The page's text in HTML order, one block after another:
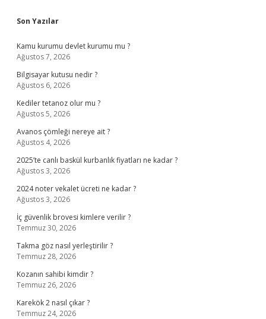
Sidebar
Son Yazılar
Kamu kurumu devlet kurumu mu ?
Ağustos 7, 2026
Bilgisayar kutusu nedir ?
Ağustos 6, 2026
Kediler tetanoz olur mu ?
Ağustos 5, 2026
Avanos çömleği nereye ait ?
Ağustos 4, 2026
2025’te canlı baskül kurbanlık fiyatları ne kadar ?
Ağustos 3, 2026
2024 noter vekalet ücreti ne kadar ?
Ağustos 3, 2026
İç güvenlik brovesi kimlere verilir ?
Temmuz 30, 2026
Takma göz nasıl yerleştirilir ?
Temmuz 28, 2026
Kozanın sahibi kimdir ?
Temmuz 26, 2026
Karekök 2 nasıl çıkar ?
Temmuz 24, 2026